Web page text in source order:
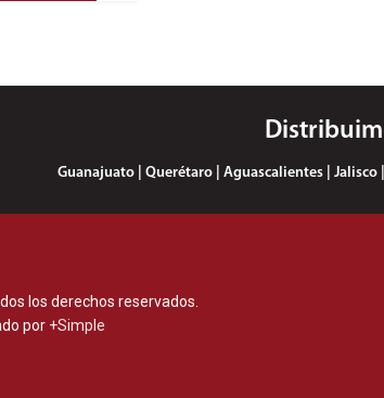
Guanajuato | Querétaro | Aguascalientes | Jalisco
los derechos reservados.
por +Simple